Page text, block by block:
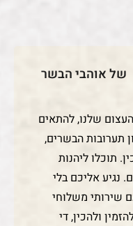
של אוהבי הבשר
שלנו, להתאים
תערובות הבשרים,
תוכלו ליהנות
נגיע אליכם בלי
שירותי משלוחי
ולהכין, די